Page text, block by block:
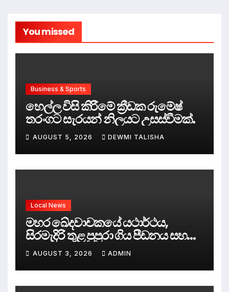
You missed
Business & Sports
හෙල්ල විසි කිරීමේ ක්‍රීඩක රුමේෂ්
තරංගට සැරයන් නිලයට උසස්වීමක්.
AUGUST 5, 2026 DEWMI TALISHA
Local News
මහර ඛේදවාචකයේ යථාර්ථය,
සිරමැදිරි තුළ පුපුරා ගිය පීඩනය සහ
පලිගැනීමේ දේශපාලනය
AUGUST 3, 2026 ADMIN